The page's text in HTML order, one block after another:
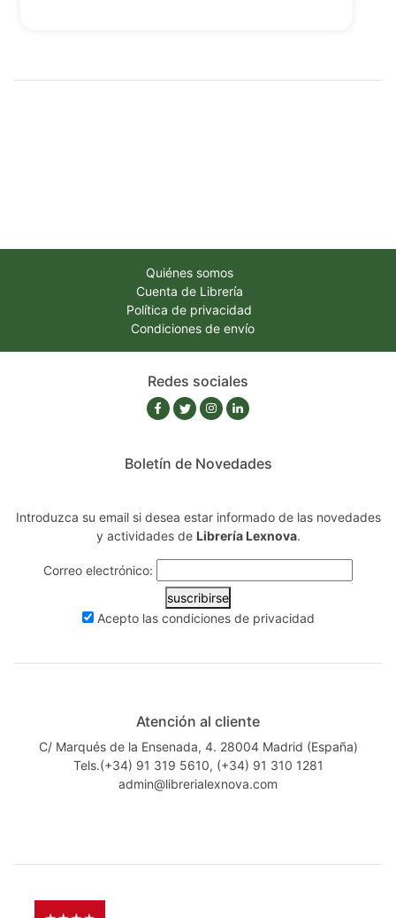
Quiénes somos
Cuenta de Librería
Política de privacidad
Condiciones de envío
Redes sociales
Boletín de Novedades
Introduzca su email si desea estar informado de las novedades
y actividades de Librería Lexnova.
Correo electrónico:
suscribirse
Acepto las condiciones de privacidad
Atención al cliente
C/ Marqués de la Ensenada, 4. 28004 Madrid (España)
Tels.(+34) 91 319 5610, (+34) 91 310 1281
admin@librerialexnova.com